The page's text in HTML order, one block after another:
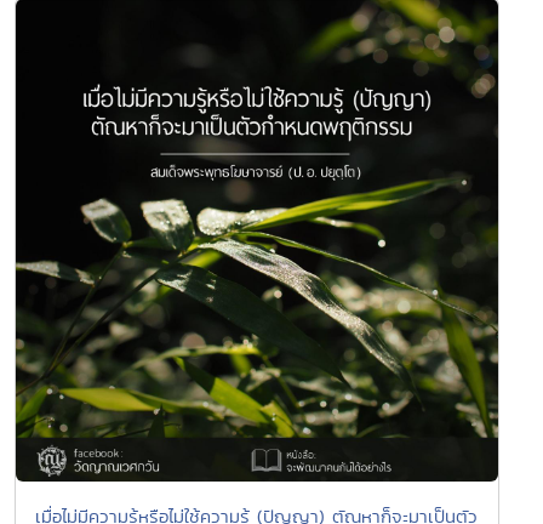
เมื่อไม่มีความรู้หรือไม่ใช้ความรู้ (ปัญญา) ตัณหาก็จะมาเป็นตัว